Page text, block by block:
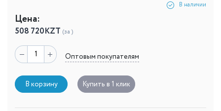
В наличии
Цена:
508 720KZT (за )
Оптовым покупателям
В корзину Купить в 1 клик